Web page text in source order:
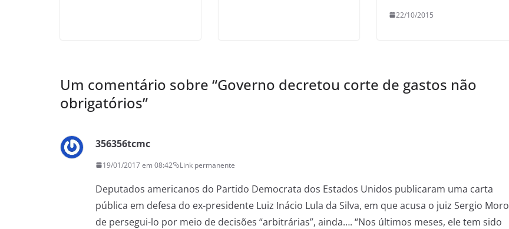
22/10/2015
Um comentário sobre “Governo decretou corte de gastos não
obrigatórios”
356356tcmc
19/01/2017 em 08:42 Link permanente
Deputados americanos do Partido Democrata dos Estados Unidos publicaram uma carta
pública em defesa do ex-presidente Luiz Inácio Lula da Silva, em que acusa o juiz Sergio Moro
de persegui-lo por meio de decisões “arbitrárias”, ainda…. “Nos últimos meses, ele tem sido